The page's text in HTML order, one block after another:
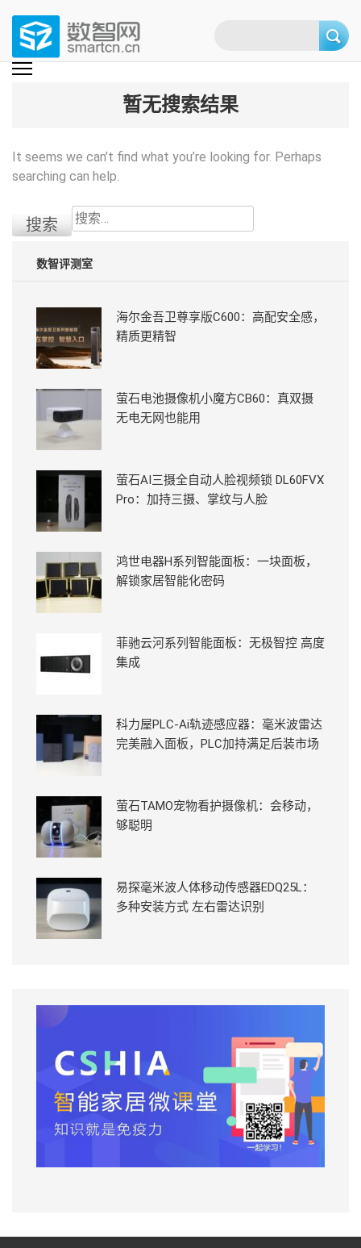
content
(Press
数智网
智能家居第一资讯门户 | 智能家居系统，智能家居产品，智能家居解决方
暂无搜索结果
It seems we can’t find what you’re looking for. Perhaps
searching can help.
搜
索：
数智评测室
海尔金吾卫尊享版C600：高配安全感，
精质更精智
萤石电池摄像机小魔方CB60：真双摄
无电无网也能用
萤石AI三摄全自动人脸视频锁 DL60FVX
Pro：加持三摄、掌纹与人脸
鸿世电器H系列智能面板：一块面板，
解锁家居智能化密码
菲驰云河系列智能面板：无极智控 高度
集成
科力屋PLC-Ai轨迹感应器：毫米波雷达
完美融入面板，PLC加持满足后装市场
萤石TAMO宠物看护摄像机：会移动，
够聪明
易探毫米波人体移动传感器EDQ25L：
多种安装方式 左右雷达识别